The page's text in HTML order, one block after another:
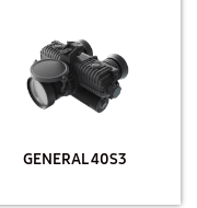
GENERAL 40S3